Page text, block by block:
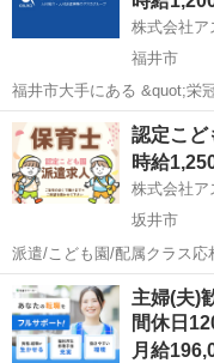
株式会社ア
福井市
福井市大手にある &quot;栄
さん募集♪ 《お仕事内容》 ☆‾‾‾‾‾‾‾‾‾☆ 乳児さんのクラスで 保育のお仕
事をお任せしま
福井 福井市 保育士
認定こど
時給
株式会社ア
坂井市
派遣/こども園/配属クラス応相談 坂井市にあるこども園にて
士さんの募集です！ 【仕事内容】 ●保育業務全般 ・園児との遊び ・
食事補助 ・おむつ替え 等 【勤務条件】 ●雇用形態 派遣 ●入職日 即日
●勤務...
福井 坂井市 保育士
主婦(夫)
間休日
月給